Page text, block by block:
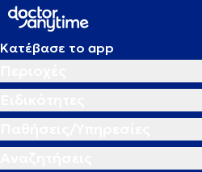
Κατέβασε το app